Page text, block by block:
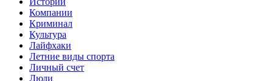
Компании
Криминал
Культура
Лайфхаки
Летние виды спорта
Личный счет
Люди